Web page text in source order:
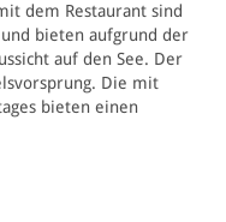
dem Restaurant sind
bieten aufgrund der
auf den See. Der
Die mit
bieten einen